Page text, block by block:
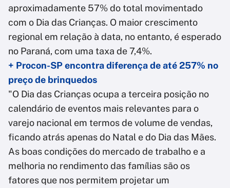
aproximadamente 57% do total movimentado
com o Dia das Crianças. O maior crescimento
regional em relação à data, no entanto, é esperado
no Paraná, com uma taxa de 7,4%.
+ Procon-SP encontra diferença de até 257% no
preço de brinquedos
"O Dia das Crianças ocupa a terceira posição no
calendário de eventos mais relevantes para o
varejo nacional em termos de volume de vendas,
ficando atrás apenas do Natal e do Dia das Mães.
As boas condições do mercado de trabalho e a
melhoria no rendimento das famílias são os
fatores que nos permitem projetar um